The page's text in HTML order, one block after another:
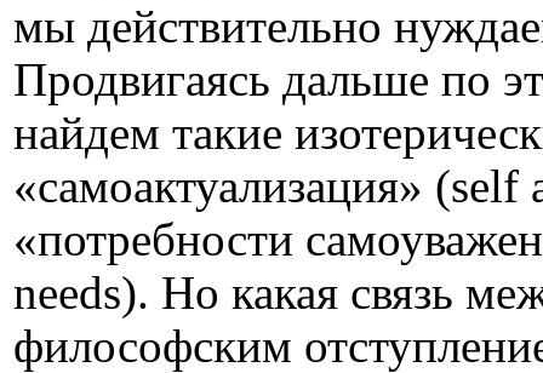
мы действительно
Продвигаясь дальше по
найдем такие
«самоактуализация»
«потребности
needs). Но какая связь
философским